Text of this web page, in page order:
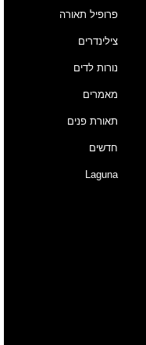
פרופיל תאורה
צילינדרים
נורות לדים
מאמרים
תאורת פנים
חדשים
Laguna